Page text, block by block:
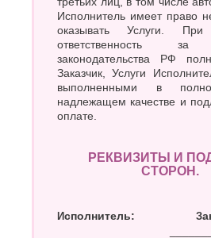
Исполнитель имеет право
оказывать Услуги.
ответственность за
законодательства РФ
Заказчик, Услуги
выполненными в
надлежащем качестве и
оплате.
РЕКВИЗИТЫ И
СТОРОН.
Исполнитель: